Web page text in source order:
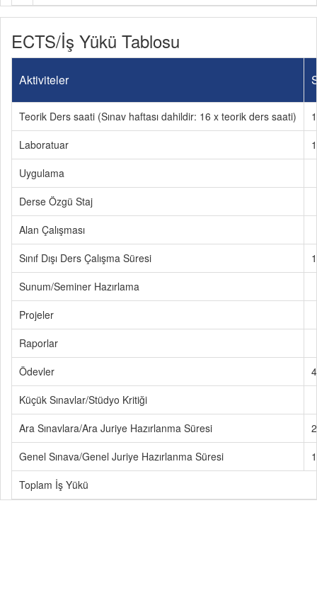
ECTS/İş Yükü Tablosu
Aktiviteler
Teorik Ders saati (Sınav haftası dahildir: 16 x teorik ders saati)
Laboratuar
1
Uygulama
Derse Özgü Staj
Alan Çalışması
Sınıf Dışı Ders Çalışma Süresi
Sunum/Seminer Hazırlama
Projeler
Raporlar
Ödevler
4
Küçük Sınavlar/Stüdyo Kritiği
Ara Sınavlara/Ara Juriye Hazırlanma Süresi
2
Genel Sınava/Genel Juriye Hazırlanma Süresi
1
Toplam İş Yükü